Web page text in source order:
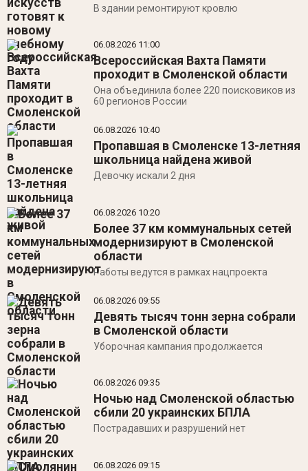
В здании ремонтируют кровлю
06.08.2026 11:00
Всероссийская Вахта Памяти
проходит в Смоленской области
Она объединила более 220 поисковиков из
60 регионов России
06.08.2026 10:40
Пропавшая в Смоленске 13-летняя
школьница найдена живой
Девочку искали 2 дня
06.08.2026 10:20
Более 37 км коммунальных сетей
модернизируют в Смоленской
области
Работы ведутся в рамках нацпроекта
06.08.202609:55
Девять тысяч тонн зерна собрали
в Смоленской области
Уборочная кампания продолжается
06.08.202609:35
Ночью над Смоленской областью
сбили 20 украинских БПЛА
Пострадавших и разрушений нет
06.08.202609:15